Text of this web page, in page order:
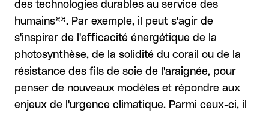
des technologies durables au service des
humains**. Par exemple, il peut s'agir de
s'inspirer de l'efficacité énergétique de la
photosynthèse, de la solidité du corail ou de la
résistance des fils de soie de l'araignée, pour
penser de nouveaux modèles et répondre aux
enjeux de l'urgence climatique. Parmi ceux-ci, il